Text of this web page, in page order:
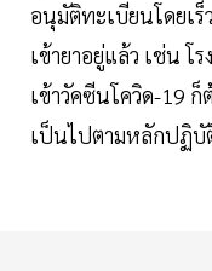
อนุมัติทะเบียนโดยเ
เข้ายาอยู่แล้ว เช่น โ
เข้าวัคซีนโควิด-19
เป็นไปตามหลักปฏิบั